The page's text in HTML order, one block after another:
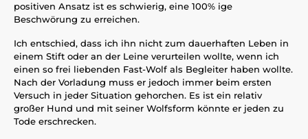
positiven Ansatz ist es schwierig, eine 100% ige
Beschwörung zu erreichen.
Ich entschied, dass ich ihn nicht zum dauerhaften Leben in
einem Stift oder an der Leine verurteilen wollte, wenn ich
einen so frei liebenden Fast-Wolf als Begleiter haben wollte.
Nach der Vorladung muss er jedoch immer beim ersten
Versuch in jeder Situation gehorchen. Es ist ein relativ
großer Hund und mit seiner Wolfsform könnte er jeden zu
Tode erschrecken.